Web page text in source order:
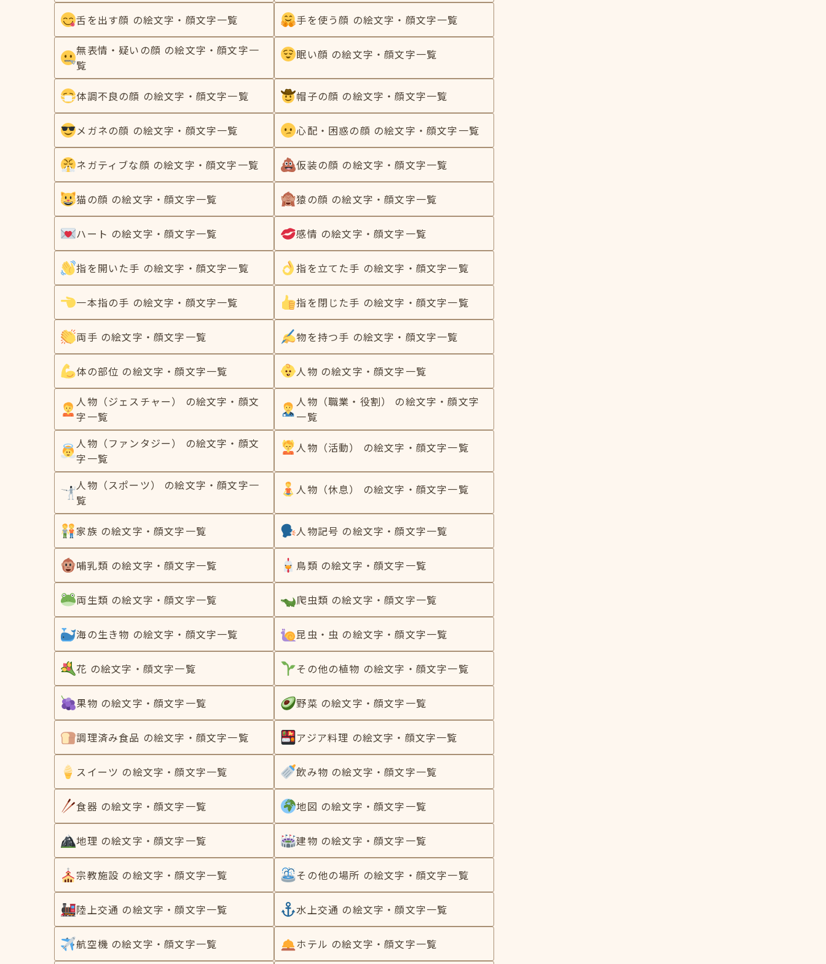
舌を出す顔 の絵文字・顔文字一覧 手を使う顔 の絵文字・顔文字一覧
無表情・疑いの顔 の絵文字・顔文字一
覧
眠い顔 の絵文字・顔文字一覧
体調不良の顔 の絵文字・顔文字一覧 帽子の顔 の絵文字・顔文字一覧
メガネの顔 の絵文字・顔文字一覧 心配・困惑の顔 の絵文字・顔文字一覧
ネガティブな顔 の絵文字・顔文字一覧 仮装の顔 の絵文字・顔文字一覧
猫の顔 の絵文字・顔文字一覧 猿の顔 の絵文字・顔文字一覧
ハート の絵文字・顔文字一覧 感情 の絵文字・顔文字一覧
指を開いた手 の絵文字・顔文字一覧 指を立てた手 の絵文字・顔文字一覧
一本指の手 の絵文字・顔文字一覧 指を閉じた手 の絵文字・顔文字一覧
両手 の絵文字・顔文字一覧 物を持つ手 の絵文字・顔文字一覧
体の部位 の絵文字・顔文字一覧 人物 の絵文字・顔文字一覧
人物（ジェスチャー） の絵文字・顔文
字一覧
人物（職業・役割） の絵文字・顔文字
一覧
人物（ファンタジー） の絵文字・顔文
字一覧
人物（活動） の絵文字・顔文字一覧
人物（スポーツ） の絵文字・顔文字一
覧
人物（休息） の絵文字・顔文字一覧
家族 の絵文字・顔文字一覧 人物記号 の絵文字・顔文字一覧
哺乳類 の絵文字・顔文字一覧 鳥類 の絵文字・顔文字一覧
両生類 の絵文字・顔文字一覧 爬虫類 の絵文字・顔文字一覧
海の生き物 の絵文字・顔文字一覧 昆虫・虫 の絵文字・顔文字一覧
花 の絵文字・顔文字一覧 その他の植物 の絵文字・顔文字一覧
果物 の絵文字・顔文字一覧 野菜 の絵文字・顔文字一覧
調理済み食品 の絵文字・顔文字一覧 アジア料理 の絵文字・顔文字一覧
スイーツ の絵文字・顔文字一覧 飲み物 の絵文字・顔文字一覧
食器 の絵文字・顔文字一覧 地図 の絵文字・顔文字一覧
地理 の絵文字・顔文字一覧 建物 の絵文字・顔文字一覧
宗教施設 の絵文字・顔文字一覧 その他の場所 の絵文字・顔文字一覧
陸上交通 の絵文字・顔文字一覧 水上交通 の絵文字・顔文字一覧
航空機 の絵文字・顔文字一覧 ホテル の絵文字・顔文字一覧